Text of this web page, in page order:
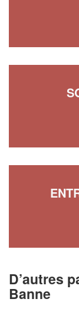
D’autres
Banne